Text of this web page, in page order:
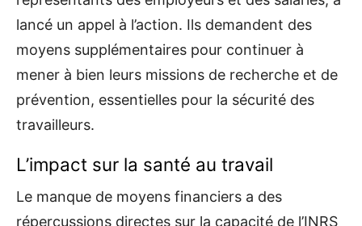
lancé un appel à l’action. Ils demandent des
moyens supplémentaires pour continuer à
mener à bien leurs missions de recherche et de
prévention, essentielles pour la sécurité des
travailleurs.
L’impact sur la santé au travail
Le manque de moyens financiers a des
répercussions directes sur la capacité de l’INRS